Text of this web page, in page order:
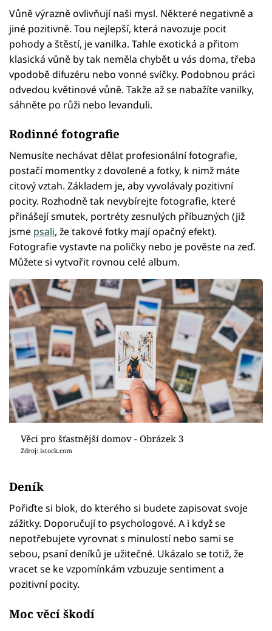
Vůně výrazně ovlivňují naši mysl. Některé negativně a
jiné pozitivně. Tou nejlepší, která navozuje pocit
pohody a štěstí, je vanilka. Tahle exotická a přitom
klasická vůně by tak neměla chybět u vás doma, třeba
vpodobě difuzéru nebo vonné svíčky. Podobnou práci
odvedou květinové vůně. Takže až se nabažíte vanilky,
sáhněte po růži nebo levanduli.
Rodinné fotografie
Nemusíte nechávat dělat profesionální fotografie,
postačí momentky z dovolené a fotky, k nimž máte
citový vztah. Základem je, aby vyvolávaly pozitivní
pocity. Rozhodně tak nevybírejte fotografie, které
přinášejí smutek, portréty zesnulých příbuzných (již
jsme psali, že takové fotky mají opačný efekt).
Fotografie vystavte na poličky nebo je pověste na zeď.
Můžete si vytvořit rovnou celé album.
Věci pro šťastnější domov - Obrázek 3
Zdroj: istock.com
Deník
Pořiďte si blok, do kterého si budete zapisovat svoje
zážitky. Doporučují to psychologové. A i když se
nepotřebujete vyrovnat s minulostí nebo sami se
sebou, psaní deníků je užitečné. Ukázalo se totiž, že
vracet se ke vzpomínkám vzbuzuje sentiment a
pozitivní pocity.
Moc věcí škodí